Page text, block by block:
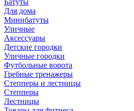
Батуты
Для дома
Минибатуты
Уличные
Аксессуары
Детские городки
Уличные городки
Футбольные ворота
Гребные тренажеры
Степперы и лестницы
Степперы
Лестницы